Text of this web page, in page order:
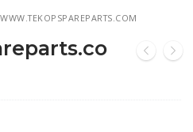
WWW.TEKOPSPAREPARTS.COM